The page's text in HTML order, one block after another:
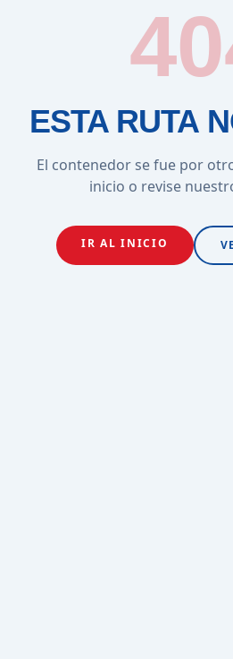
ESTA RUTA
El contenedor se fue por
inicio o revise
IR AL INICIO